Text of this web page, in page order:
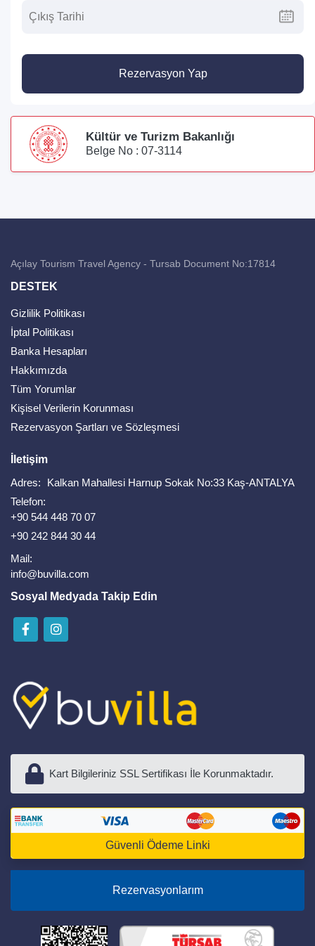
Rezervasyon Yap
Kültür ve Turizm Bakanlığı
Belge No : 07-3114
Açılay Tourism Travel Agency - Tursab Document No:17814
DESTEK
Gizlilik Politikası
İptal Politikası
Banka Hesapları
Hakkımızda
Tüm Yorumlar
Kişisel Verilerin Korunması
Rezervasyon Şartları ve Sözleşmesi
İletişim
Adres:
Kalkan Mahallesi Harnup Sokak No:33 Kaş-ANTALYA
Telefon:
+90 544 448 70 07
+90 242 844 30 44
Mail:
info@buvilla.com
Sosyal Medyada Takip Edin
Kart Bilgileriniz SSL Sertifikası İle Korunmaktadır.
Güvenli Ödeme Linki
Rezervasyonlarım